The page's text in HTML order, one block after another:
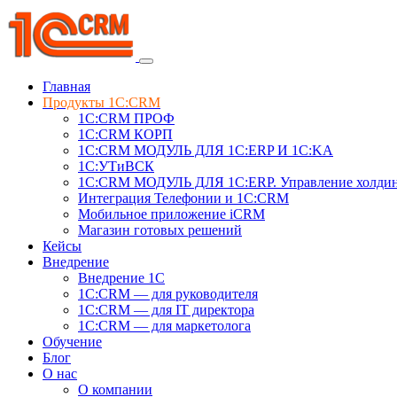
Главная
Продукты 1C:CRM
1С:CRM ПРОФ
1С:CRM КОРП
1С:CRM МОДУЛЬ ДЛЯ 1C:ERP И 1C:KA
1C:УТиВСК
1С:CRM МОДУЛЬ ДЛЯ 1C:ERP. Управление
Интеграция Телефонии и 1C:CRM
Мобильное приложение iCRM
Магазин готовых решений
Кейсы
Внедрение
Внедрение 1C
1С:CRM — для руководителя
1С:CRM — для IT директора
1С:CRM — для маркетолога
Обучение
Блог
О нас
О компании